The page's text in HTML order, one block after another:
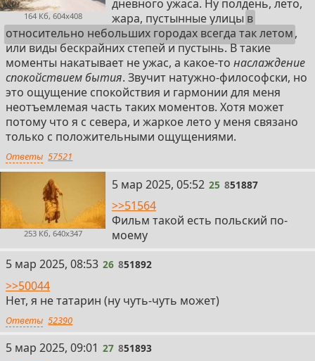
164 Кб, 604x408
дневного ужаса. Ну полдень, лето,
жара, пустынные улицы в
относительно небольших городах всегда так летом,
или виды бескрайних степей и пустынь. В такие
моменты накатывает не ужас, а какое-то наслаждение
спокойствием бытия. Звучит натужно-философски, но
это ощущение спокойствия и гармонии для меня
неотъемлемая часть таких моментов. Хотя может
потому что я с севера, и жаркое лето у меня связано
только с положительными ощущениями.
Ответы 57521
253 Кб, 640x347
25
5 мар 2025, 05:52 25 851887
>>51564
Фильм такой есть польский по-
моему
26
5 мар 2025, 08:53 26 851892
>>50044
Нет, я не татарин (ну чуть-чуть может)
Ответы 52390
27
5 мар 2025, 09:01 27 851893